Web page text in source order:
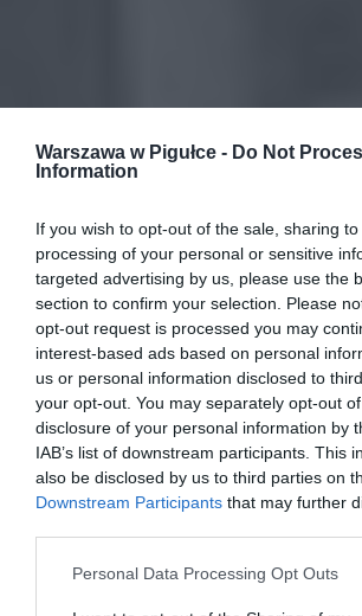
Warszawa w Pigułce - Do Not
Information
If you wish to opt-out of the sale, sharing
processing of your personal or sensitive
targeted advertising by us, please use the
section to confirm your selection. Please
opt-out request is processed you may
interest-based ads based on personal
us or personal information disclosed to
your opt-out. You may separately opt-out
disclosure of your personal information by
IAB’s list of downstream participants. This
also be disclosed by us to third parties on
Downstream Participants that may further
Personal Data Processing Opt Outs